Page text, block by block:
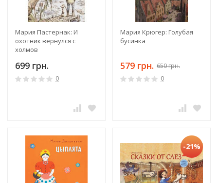
Мария Пастернак: И
охотник вернулся с
холмов
699 грн.
0
Мария Крюгер: Голубая
бусинка
579 грн. 650 грн.
0
-21%